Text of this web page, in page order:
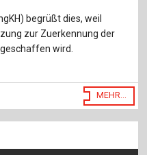
Sprache / Language: EN
begrüßt dies, weil
zur Zuerkennung der
wird.
MEHR...